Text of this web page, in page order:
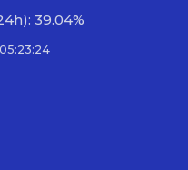
39.04%